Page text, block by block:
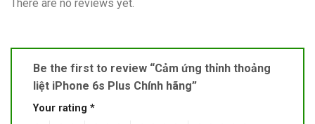
There are no reviews yet.
Be the first to review “Cảm ứng thỉnh thoảng
liệt iPhone 6s Plus Chính hãng”
Your rating *